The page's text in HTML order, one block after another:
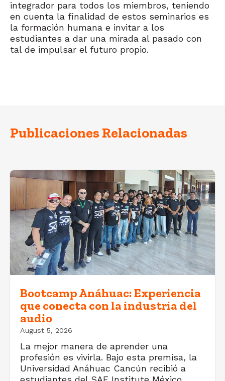
integrador para todos los miembros, teniendo
en cuenta la finalidad de estos seminarios es
la formación humana e invitar a los
estudiantes a dar una mirada al pasado con
tal de impulsar el futuro propio.
Publicaciones Relacionadas
Bootcamp Anáhuac: Experiencia
que conecta con la industria del
audio
August 5, 2026
La mejor manera de aprender una
profesión es vivirla. Bajo esta premisa, la
Universidad Anáhuac Cancún recibió a